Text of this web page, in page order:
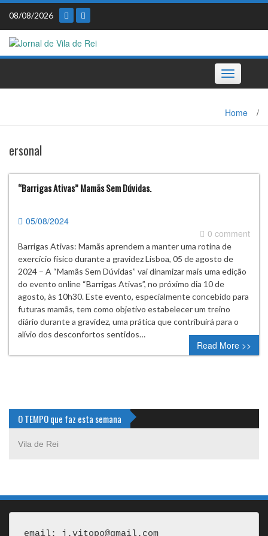
Skip
content
08/08/2026
Toggle
navigation
Home /
ersonal
“Barrigas Ativas” Mamãs Sem Dúvidas.
05/08/2024
0 comment
Barrigas Ativas: Mamãs aprendem a manter uma rotina de
exercício físico durante a gravidez Lisboa, 05 de agosto de
2024 – A “Mamãs Sem Dúvidas” vai dinamizar mais uma edição
do evento online “Barrigas Ativas”, no próximo dia 10 de
agosto, às 10h30. Este evento, especialmente concebido para
futuras mamãs, tem como objetivo estabelecer um treino
diário durante a gravidez, uma prática que contribuirá para o
alívio dos desconfortos sentidos…
Read More >>
O TEMPO que faz esta semana
Vila de Rei